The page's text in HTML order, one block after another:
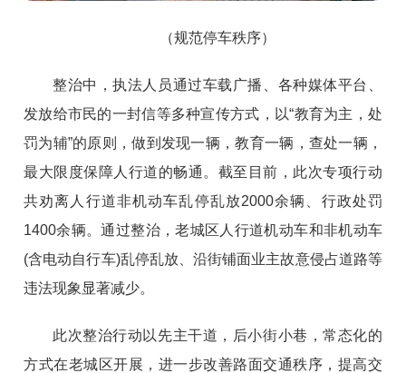
（规范停车秩序）
整治中，执法人员通过车载广播、各种媒体平台、
发放给市民的一封信等多种宣传方式，以“教育为主，处
罚为辅”的原则，做到发现一辆，教育一辆，查处一辆，
最大限度保障人行道的畅通。截至目前，此次专项行动
共劝离人行道非机动车乱停乱放2000余辆、行政处罚
1400余辆。通过整治，老城区人行道机动车和非机动车
(含电动自行车)乱停乱放、沿街铺面业主故意侵占道路等
违法现象显著减少。
此次整治行动以先主干道，后小街小巷，常态化的
方式在老城区开展，进一步改善路面交通秩序，提高交